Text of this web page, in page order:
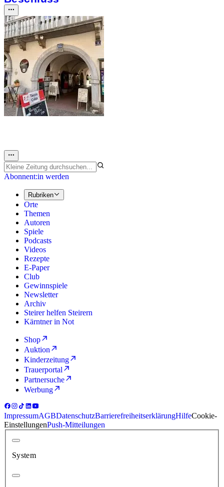
Abonnent:in werden
Rubriken
Orte
Themen
Autoren
Spiele
Podcasts
Videos
Rezepte
E-Paper
Club
Gewinnspiele
Newsletter
Archiv
Steirer helfen Steirern
Kärntner in Not
Shop
Auktion
Kinderzeitung
Trauerportal
Partnersuche
Werbung
ImpressumAGBDatenschutzBarrierefreiheitserklärungHilfeCookie-
EinstellungenPush-Mitteilungen
System